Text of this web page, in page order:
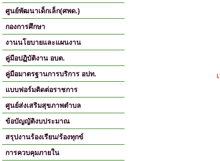
ศูนย์พัฒนาเด็กเล็ก(ศพด.)
กองการศึกษา
งานนโยบายและแผนงาน
คู่มือปฏิบัติงาน อบต.
คู่มือมาตรฐานการบริการ อปท.
แบบฟอร์มติดต่อราชการ
ศูนย์ส่งเสริมสุขภาพตำบล
ข้อบัญญัติงบประมาณ
สรุปงานร้องเรียน/ร้องทุกข์
การควบคุมภายใน